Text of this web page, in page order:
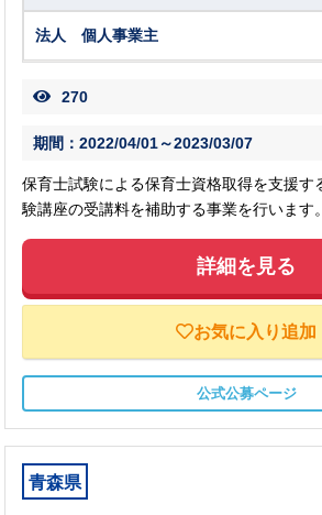
法人 個人事業主
270
期間：2022/04/01～2023/03/07
保育士試験による保育士資格取得を支援す
験講座の受講料を補助する事業を行います。
詳細を見る
お気に入り追加
公式公募ページ
青森県